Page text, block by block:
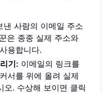
낸 사람의 이메일 주소
은 종종 실제 주소와
용합니다.
기: 이메일의 링크를
서를 위에 올려 실제
오. 수상해 보이면 클릭